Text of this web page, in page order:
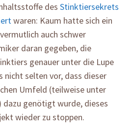
des Stinktiersekrets
waren: Kaum hatte sich ein
auch schwer
daran gegeben, die
genauer unter die Lupe
nicht selten vor, dass dieser
Umfeld (teilweise unter
dazu genötigt wurde, dieses
wieder zu stoppen.